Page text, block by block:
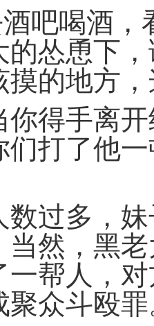
吧喝酒
的怂恿下
摸的地方
你得手离
们打了他
数过多，
当然，黑
一帮人，
聚众斗殴